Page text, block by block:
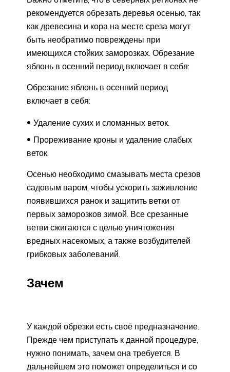
рекомендуется обрезать деревья осенью, так
как древесина и кора на месте среза могут
быть необратимо повреждены при
имеющихся стойких заморозках. Обрезание
яблонь в осенний период включает в себя:
Обрезание яблонь в осенний период
включает в себя:
Удаление сухих и сломанных веток.
Прореживание кроны и удаление слабых
веток.
Осенью необходимо смазывать места срезов
садовым варом, чтобы ускорить заживление
появившихся ранок и защитить ветки от
первых заморозков зимой. Все срезанные
ветви сжигаются с целью уничтожения
вредных насекомых, а также возбудителей
грибковых заболеваний.
Зачем
У каждой обрезки есть своё предназначение.
Прежде чем приступать к данной процедуре,
нужно понимать, зачем она требуется. В
дальнейшем это поможет определиться и со